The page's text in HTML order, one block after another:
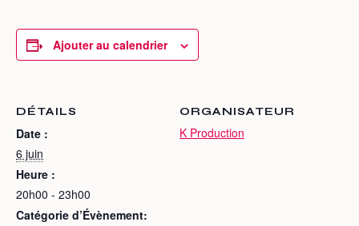
Ajouter au calendrier
DÉTAILS
Date :
6 juin
Heure :
20h00 - 23h00
Catégorie d’Évènement:
ORGANISATEUR
K Production